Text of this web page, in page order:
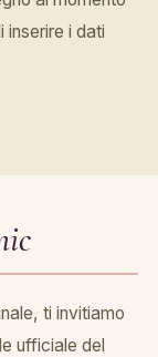
inserire i dati
ti invitiamo
ufficiale del